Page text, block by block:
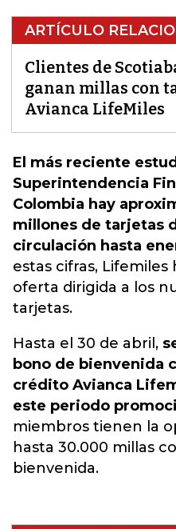
ARTÍCULO
Clientes de
ganan millas con
Avianca LifeMiles
El más reciente
Superintendencia
Colombia hay
millones de tarjetas
circulación hasta
estas cifras, Lifemiles
oferta dirigida a los
tarjetas.
Hasta el 30 de abril,
bono de bienvenida
crédito Avianca
este periodo
miembros tienen la
hasta 30.000 millas
bienvenida.